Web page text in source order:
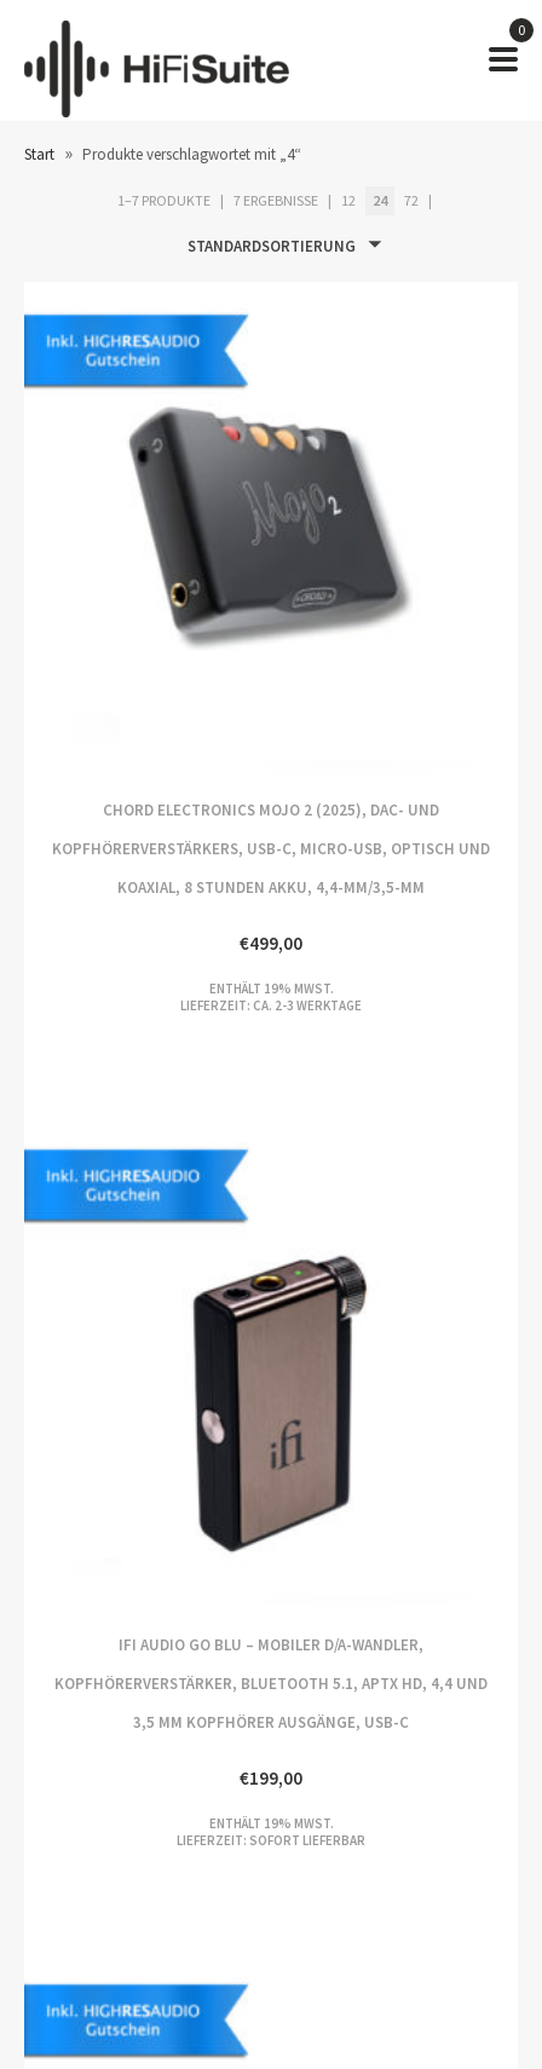
0
Start » Produkte verschlagwortet mit „4“
1–7 PRODUKTE 7 ERGEBNISSE 12 24 72
STANDARDSORTIERUNG
CHORD ELECTRONICS MOJO 2 (2025), DAC- UND
KOPFHÖRERVERSTÄRKERS, USB-C, MICRO-USB, OPTISCH UND
KOAXIAL, 8 STUNDEN AKKU, 4,4-MM/3,5-MM
€499,00
ENTHÄLT 19% MWST.
LIEFERZEIT: CA. 2-3 WERKTAGE
IFI AUDIO GO BLU – MOBILER D/A-WANDLER,
KOPFHÖRERVERSTÄRKER, BLUETOOTH 5.1, APTX HD, 4,4 UND
3,5 MM KOPFHÖRER AUSGÄNGE, USB-C
€199,00
ENTHÄLT 19% MWST.
LIEFERZEIT: SOFORT LIEFERBAR